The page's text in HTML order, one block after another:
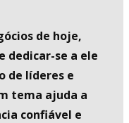
de hoje,
dedicar-se a ele
de líderes e
tema ajuda a
confiável e